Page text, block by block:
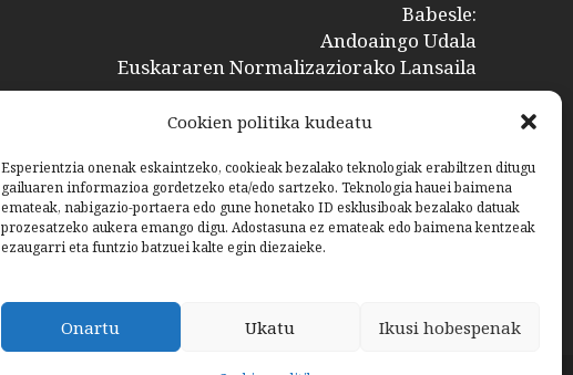
Cookien politika kudeatu
Esperientzia onenak eskaintzeko, cookieak bezalako teknologiak erabiltzen ditugu
gailuaren informazioa gordetzeko eta/edo sartzeko. Teknologia hauei baimena
emateak, nabigazio-portaera edo gune honetako ID esklusiboak bezalako datuak
prozesatzeko aukera emango digu. Adostasuna ez emateak edo baimena kentzeak
ezaugarri eta funtzio batzuei kalte egin diezaieke.
Onartu Ukatu Ikusi hobespenak
Babesle:
Andoaingo Udala
Euskararen Normalizaziorako Lansaila